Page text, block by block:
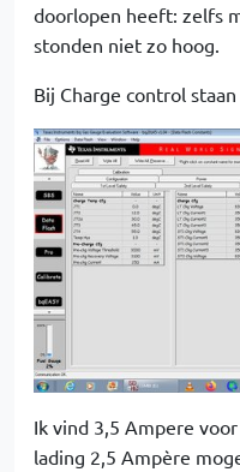
doorlopen heeft: zelfs
stonden niet zo hoog.
Bij Charge control
Ik vind 3,5 Ampere
lading 2,5 Ampère